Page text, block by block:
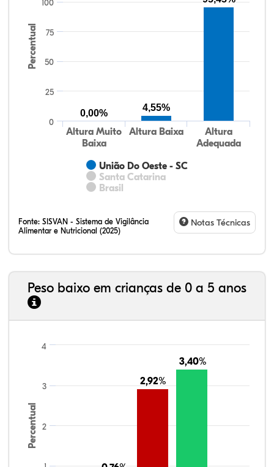
Percentual
União Do Oeste - SC
Santa Catarina
Brasil
Altura Muito
Baixa
Altura Baixa
Altura
Adequada
0
25
50
75
100
0,00%
4,55%
Fonte: SISVAN - Sistema de Vigilância
Alimentar e Nutricional (2025)
Notas Técnicas
Peso baixo em crianças de 0 a 5 anos
Percentual
2,92%
2,92%
3,40%
3,40%
2
3
4